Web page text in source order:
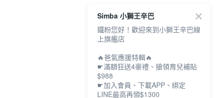
Simba 小獅王辛巴
鐵粉您好！歡迎來到小獅王辛巴線
上旗艦店
🔥爸氣應援特輯🔥
☛滿額狂送4豪禮、搶領育兒補貼
$988
☛加入會員、下載APP、綁定
LINE最高再領$1300